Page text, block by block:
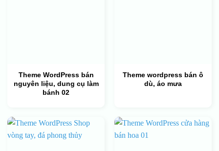
Theme WordPress bán
nguyên liệu, dung cụ làm
bánh 02
Theme wordpress bán ô
dù, áo mưa